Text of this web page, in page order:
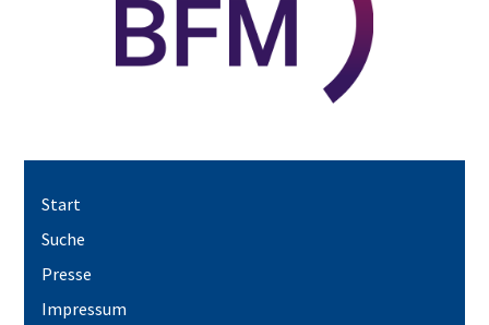
Start
Suche
Presse
Impressum